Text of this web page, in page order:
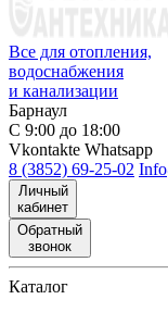
Все для отопления,
водоснабжения
и канализации
Барнаул
С 9:00 до 18:00
Vkontakte Whatsapp
8 (3852) 69-25-02
Личный
кабинет
Обратный
звонок
Каталог